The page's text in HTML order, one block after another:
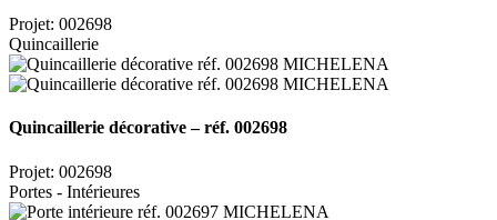
Projet: 002698
Quincaillerie
Quincaillerie décorative – réf. 002698
Projet: 002698
Portes - Intérieures